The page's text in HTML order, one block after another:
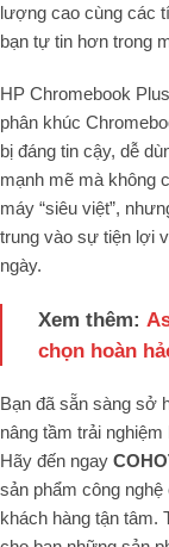
lượng cao cùng các
bạn tự tin hơn trong
HP Chromebook
phân khúc
bị đáng tin cậy, dễ
mạnh mẽ mà không
máy “siêu việt”,
trung vào sự tiện lợi
ngày.
Xem thêm:
chọn hoàn
Bạn đã sẵn sàng sở
nâng tầm trải
Hãy đến ngay
sản phẩm công
khách hàng tận tâm.